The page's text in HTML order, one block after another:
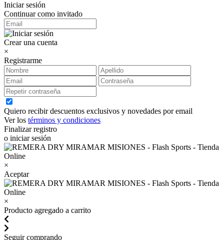
Iniciar sesión
Continuar como invitado
Crear una cuenta
×
Registrarme
Quiero recibir descuentos exclusivos y novedades por email
Ver los términos y condiciones
Finalizar registro
o iniciar sesión
×
Aceptar
×
Producto agregado a carrito
Seguir comprando